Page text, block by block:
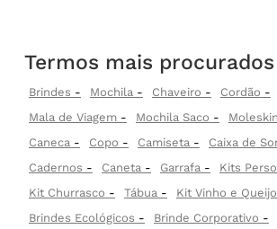
Termos mais procurados
Brindes Mochila Chaveiro Cordão
Mala de Viagem
Mochila Saco
Caneca
Copo Camiseta Caixa de
Cadernos
Caneta Garrafa
Kits
Kit Churrasco
Tábua
Kit Vinho e Queijo
Brindes Ecológicos
Brinde Corporativo